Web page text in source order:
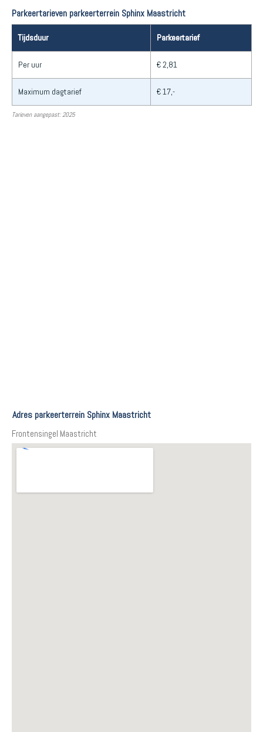
Parkeertarieven parkeerterrein Sphinx Maastricht
Tijdsduur Parkeertarief
Per uur € 2,81
Maximum dagtarief € 17,-
Tarieven aangepast: 2025
Adres parkeerterrein Sphinx Maastricht
Frontensingel Maastricht